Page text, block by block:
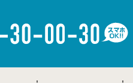
カ
イ